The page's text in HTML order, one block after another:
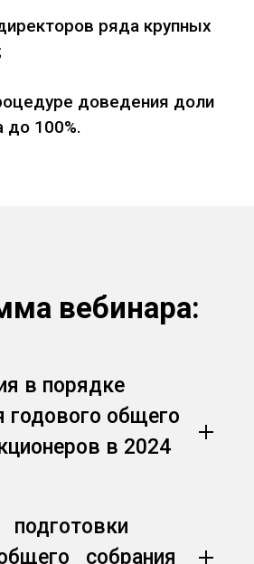
ряда крупных
доведения доли
до 100%.
вебинара:
в порядке
годового общего
в 2024
собрания